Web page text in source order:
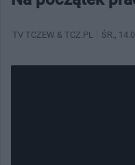
TV TCZEW & TCZ.PL ŚR. ,